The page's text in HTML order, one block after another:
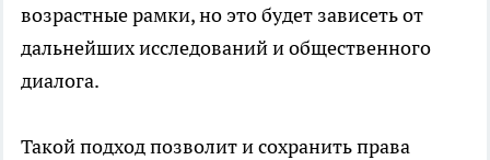
возрастные рамки, но это будет зависеть от
дальнейших исследований и общественного
диалога.
Такой подход позволит и сохранить права